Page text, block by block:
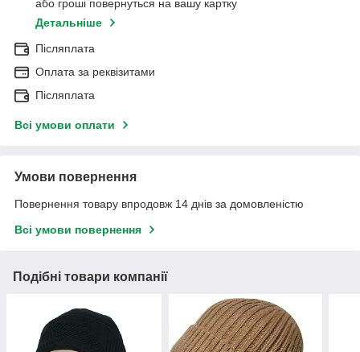
або гроші повернуться на вашу картку
Детальніше
Післяплата
Оплата за реквізитами
Післяплата
Всі умови оплати
Умови повернення
Повернення товару впродовж 14 днів за домовленістю
Всі умови повернення
Подібні товари компанії